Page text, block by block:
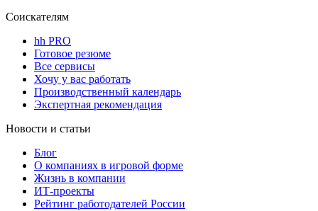
Соискателям
hh PRO
Готовое резюме
Все сервисы
Хочу у вас работать
Производственный календарь
Экспертная рекомендация
Новости и статьи
Блог
О компаниях в игровой форме
Жизнь в компании
ИТ-проекты
Рейтинг работодателей России